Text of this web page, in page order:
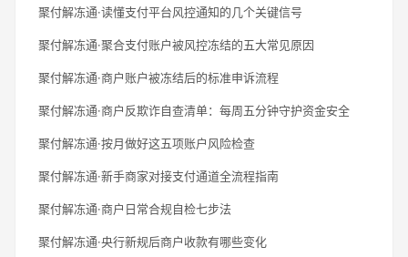
聚付解冻通·读懂支付平台风控通知的几个关键信号
聚付解冻通·聚合支付账户被风控冻结的五大常见原因
聚付解冻通·商户账户被冻结后的标准申诉流程
聚付解冻通·商户反欺诈自查清单：每周五分钟守护资金安全
聚付解冻通·按月做好这五项账户风险检查
聚付解冻通·新手商家对接支付通道全流程指南
聚付解冻通·商户日常合规自检七步法
聚付解冻通·央行新规后商户收款有哪些变化